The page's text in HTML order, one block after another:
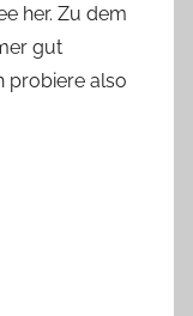
her. Zu dem
gut
probiere also